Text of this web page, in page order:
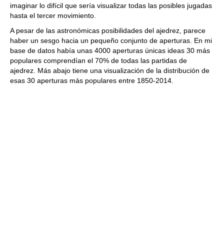
imaginar lo difícil que sería visualizar todas las posibles jugadas
hasta el tercer movimiento.
A pesar de las astronómicas posibilidades del ajedrez, parece
haber un sesgo hacia un pequeño conjunto de aperturas. En mi
base de datos había unas 4000 aperturas únicas ideas 30 más
populares comprendían el 70% de todas las partidas de
ajedrez. Más abajo tiene una visualización de la distribución de
esas 30 aperturas más populares entre 1850-2014.